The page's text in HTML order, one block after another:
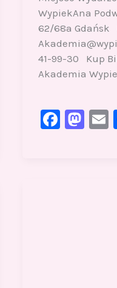
WypiekAna
62/68a Gdańsk
41-99-30 Kup
Akademia
F
M